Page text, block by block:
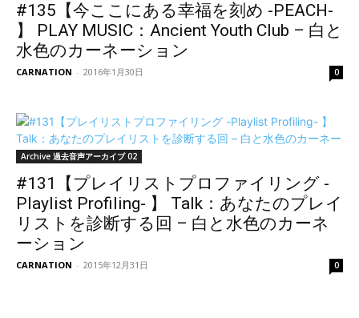
#135【今ここにある幸福を刻め -PEACH-
】 PLAY MUSIC：Ancient Youth Club – 白と
水色のカーネーション
CARNATION - 2016年1月30日 0
Archive 過去音声アーカイブ 02
#131【プレイリストプロファイリング -
Playlist Profiling- 】 Talk：あなたのプレイ
リストを診断する回 – 白と水色のカーネ
ーション
CARNATION - 2015年12月31日 0